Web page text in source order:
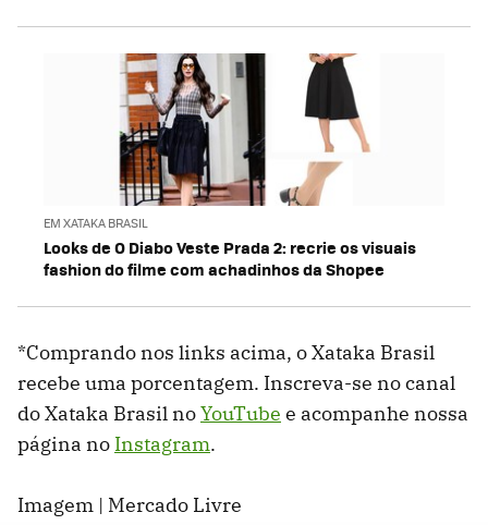
EM XATAKA BRASIL
Looks de O Diabo Veste Prada 2: recrie os visuais
fashion do filme com achadinhos da Shopee
*Comprando nos links acima, o Xataka Brasil
recebe uma porcentagem. Inscreva-se no canal
do Xataka Brasil noYouTube e acompanhe nossa
página no Instagram.
Imagem | Mercado Livre